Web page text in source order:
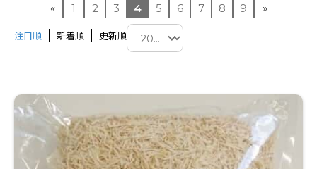
« 1 2 3 4 5 6 7 8 9 »
注目順 新着順 更新順